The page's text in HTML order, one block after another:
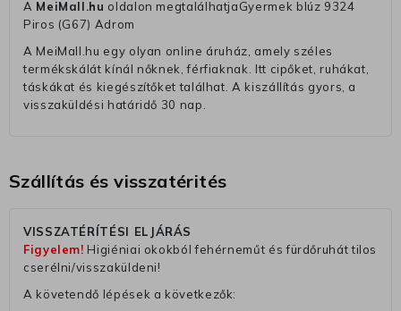
A MeiMall.hu oldalon megtalálhatjaGyermek blúz 9324
Piros (G67) Adrom
A MeiMall.hu egy olyan online áruház, amely széles
termékskálát kínál nőknek, férfiaknak. Itt cipőket, ruhákat,
táskákat és kiegészítőket találhat. A kiszállítás gyors, a
visszaküldési határidő 30 nap.
Szállítás és visszatérités
VISSZATÉRÍTÉSI ELJÁRÁS
Figyelem! Higiéniai okokból fehérneműt és fürdőruhát tilos
cserélni/visszaküldeni!
A követendő lépések a következők: